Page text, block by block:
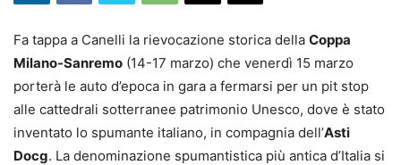
Fa tappa a Canelli la rievocazione storica della Coppa
Milano-Sanremo (14-17 marzo) che venerdì 15 marzo
porterà le auto d’epoca in gara a fermarsi per un pit stop
alle cattedrali sotterranee patrimonio Unesco, dove è stato
inventato lo spumante italiano, in compagnia dell’Asti
Docg. La denominazione spumantistica più antica d’Italia si